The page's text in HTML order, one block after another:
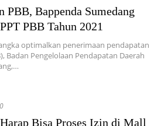
PBB, Bappenda Sumedang
PBB Tahun 2021
optimalkan penerimaan pendapatan
Badan Pengelolaan Pendapatan Daerah
Bisa Proses Izin di Mall